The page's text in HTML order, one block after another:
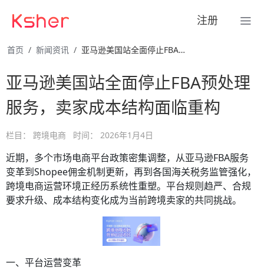
注册
首页 新闻资讯 亚马逊美国站全面停止FBA预处理服务，卖家成本结构面临重构
亚马逊美国站全面停止FBA预处理
服务，卖家成本结构面临重构
栏目： 跨境电商 时间： 2026年1月4日
近期，多个市场电商平台政策密集调整，从亚马逊FBA服务
变革到Shopee佣金机制更新，再到各国海关税务监管强化，
跨境电商运营环境正经历系统性重塑。平台规则趋严、合规
要求升级、成本结构变化成为当前跨境卖家的共同挑战。
一、平台运营变革